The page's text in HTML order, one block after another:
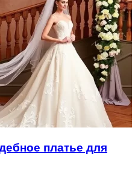
платье для